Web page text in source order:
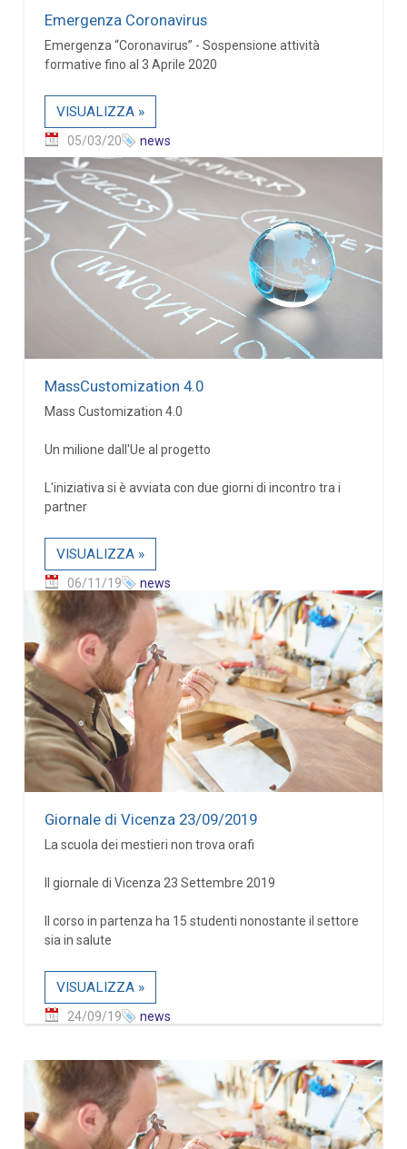
Emergenza Coronavirus
Emergenza “Coronavirus” - Sospensione attività
formative fino al 3 Aprile 2020
VISUALIZZA »
05/03/20 news
MassCustomization 4.0
Mass Customization 4.0
Un milione dall'Ue al progetto
L'iniziativa si è avviata con due giorni di incontro tra i
partner
VISUALIZZA »
06/11/19 news
Giornale di Vicenza 23/09/2019
La scuola dei mestieri non trova orafi
Il giornale di Vicenza 23 Settembre 2019
Il corso in partenza ha 15 studenti nonostante il settore
sia in salute
VISUALIZZA »
24/09/19 news